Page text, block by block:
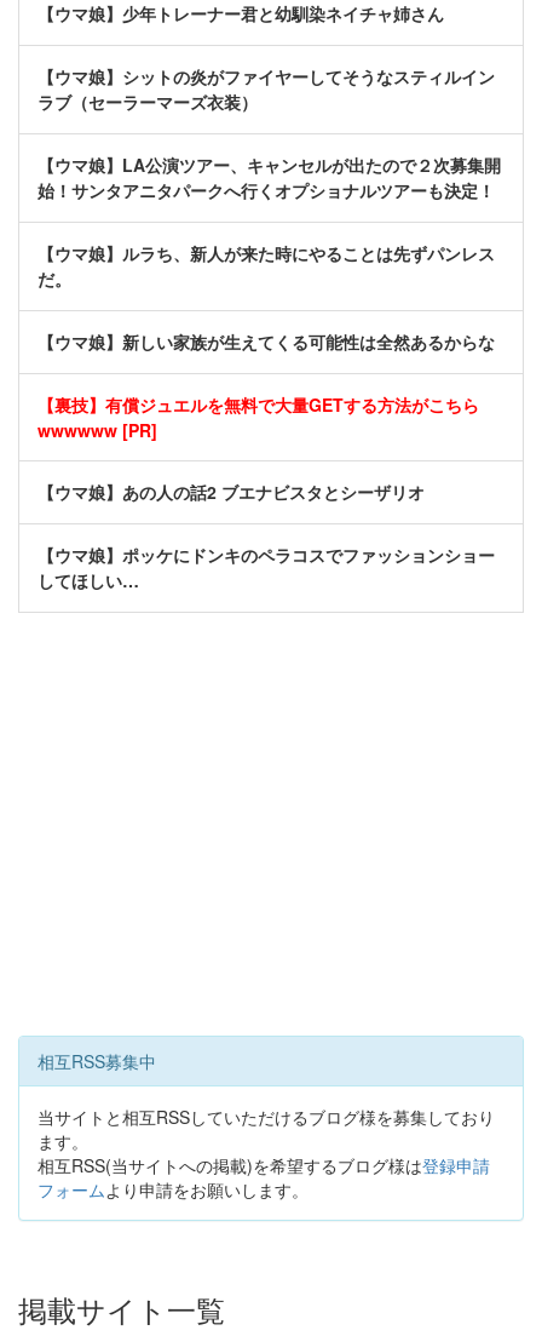
【ウマ娘】少年トレーナー君と幼馴染ネイチャ姉さん
【ウマ娘】シットの炎がファイヤーしてそうなスティルイン
ラブ（セーラーマーズ衣装）
【ウマ娘】LA公演ツアー、キャンセルが出たので２次募集開
始！サンタアニタパークへ行くオプショナルツアーも決定！
【ウマ娘】ルラち、新人が来た時にやることは先ずパンレス
だ。
【ウマ娘】新しい家族が生えてくる可能性は全然あるからな
【裏技】有償ジュエルを無料で大量GETする方法がこちら
wwwwww [PR]
【ウマ娘】あの人の話2 ブエナビスタとシーザリオ
【ウマ娘】ポッケにドンキのペラコスでファッションショー
してほしい…
相互RSS募集中
当サイトと相互RSSしていただけるブログ様を募集しており
ます。
相互RSS(当サイトへの掲載)を希望するブログ様は登録申請
フォームより申請をお願いします。
掲載サイト一覧